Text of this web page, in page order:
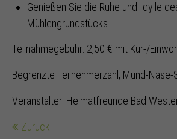
Genießen Sie die Ruhe und Idylle
Mühlengrundstücks.
Teilnahmegebühr: 2,50 € mit Kur-/
Begrenzte Teilnehmerzahl, Mund-
Veranstalter: Heimatfreunde Bad
Zurück